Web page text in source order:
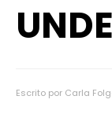
Escrito por Carla